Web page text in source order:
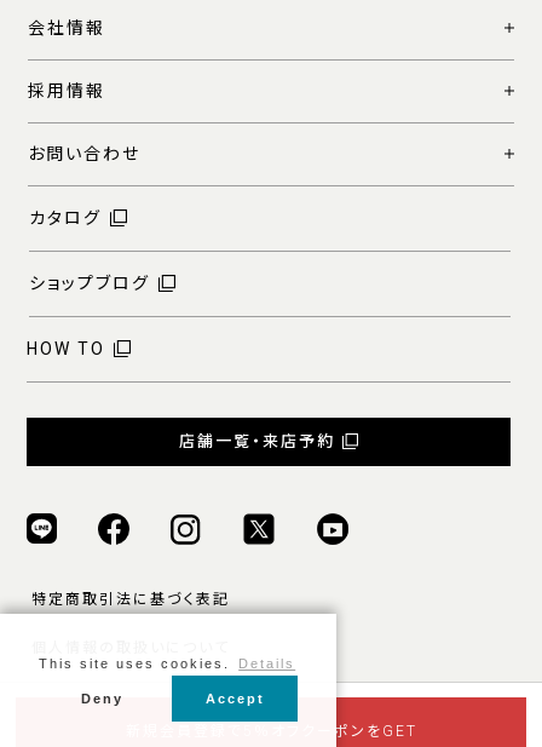
新規会員登録で5％オフクーポンをGET
会社情報
採用情報
お問い合わせ
カタログ
ショップブログ
HOW TO
店舗一覧・来店予約
特定商取引法に基づく表記
ご利用規約
This site uses cookies. Details
Deny Accept